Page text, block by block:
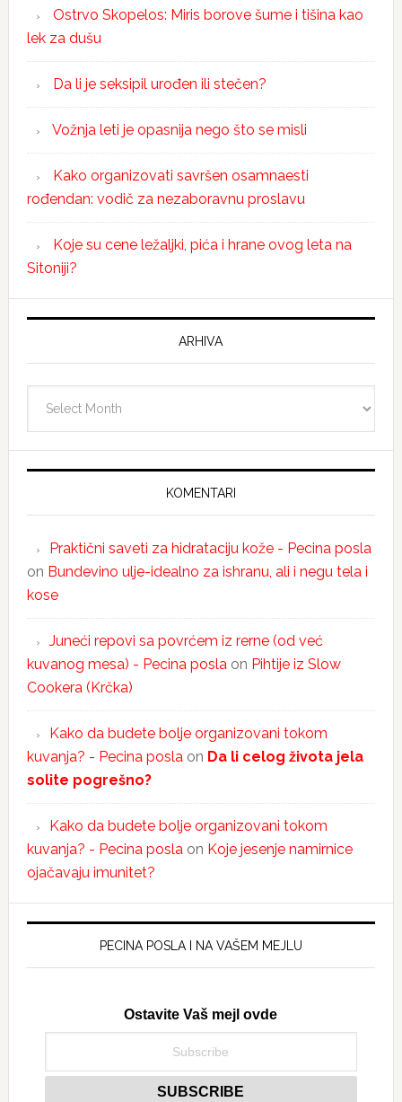
Ostrvo Skopelos: Miris borove šume i tišina kao
lek za dušu
Da li je seksipil urođen ili stečen?
Vožnja leti je opasnija nego što se misli
Kako organizovati savršen osamnaesti
rođendan: vodič za nezaboravnu proslavu
Koje su cene ležaljki, pića i hrane ovog leta na
Sitoniji?
ARHIVA
KOMENTARI
Praktični saveti za hidrataciju kože - Pecina posla
on Bundevino ulje-idealno za ishranu, ali i negu tela i
kose
Juneći repovi sa povrćem iz rerne (od već
kuvanog mesa) - Pecina posla on Pihtije iz Slow
Cookera (Krčka)
Kako da budete bolje organizovani tokom
kuvanja? - Pecina posla on Da li celog života jela
solite pogrešno?
Kako da budete bolje organizovani tokom
kuvanja? - Pecina posla on Koje jesenje namirnice
ojačavaju imunitet?
PECINA POSLA I NA VAŠEM MEJLU
Ostavite Vaš mejl ovde